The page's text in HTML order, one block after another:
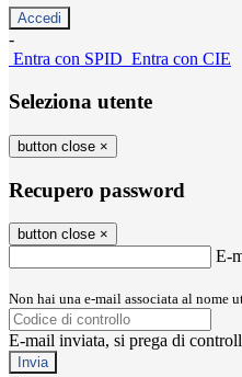
-
Entra con SPID Entra con CIE
Seleziona utente
button close ×
Recupero password
button close ×
E-
Non hai una e-mail associata al nome
E-mail inviata, si prega di